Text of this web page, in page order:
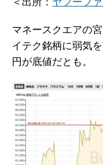
マネースクエアの
イテク銘柄に弱気
円が底値だとも。